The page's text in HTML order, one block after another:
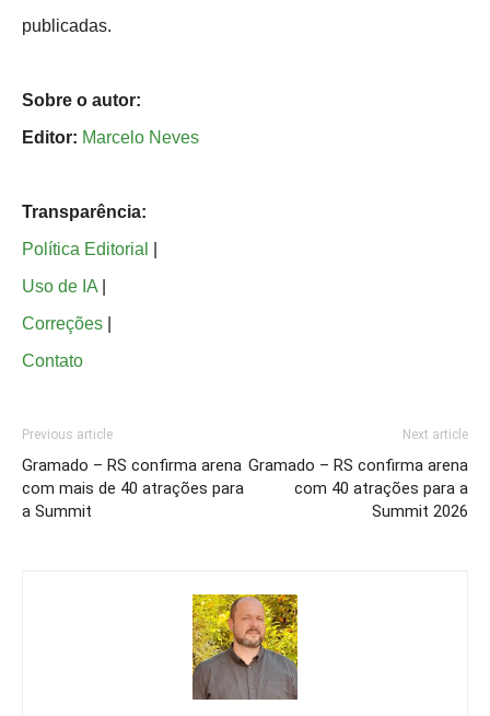
publicadas.
Sobre o autor:
Editor: Marcelo Neves
Transparência:
Política Editorial
Uso de IA
Correções
Contato
Previous article
Gramado – RS confirma arena
com mais de 40 atrações para
a Summit
Next article
Gramado – RS confirma arena
com 40 atrações para a
Summit 2026